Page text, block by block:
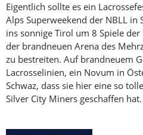
Eigentlich sollte es ein
Alps Superweekend der NBLL in
ins sonnige Tirol um 8 Spiele
der brandneuen Arena des
zu bestreiten. Auf brandneuem
Lacrosselinien, ein Novum in
Schwaz, dass sie hier eine so
Silver City Miners geschaffen hat.